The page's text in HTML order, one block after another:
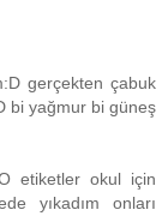
gerçekten çabuk
bi yağmur bi güneş
etiketler okul için
yıkadım onları